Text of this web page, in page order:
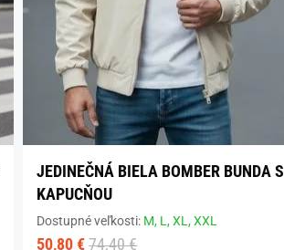
JEDINEČNÁ BIELA BOMBER BUNDA S
KAPUCŇOU
Dostupné veľkosti: M, L,XL,XXL
50,80 € 74,40 €